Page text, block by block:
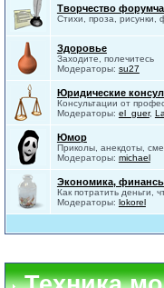
Творчество
Стихи, проза, рисунки,
Здоровье
Заходите, полечитесь
Модераторы: su27
Юридические
Консультации от
Модераторы: el_guer,
Юмор
Приколы, анекдоты,
Модераторы: michael
Экономика,
Как потратить деньги,
Модераторы: lokorel